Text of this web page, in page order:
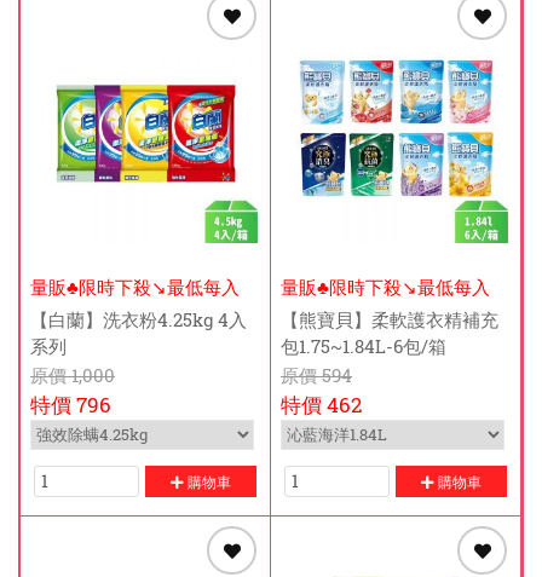
量販♣限時下殺↘️最低每入
$169元
【白蘭】洗衣粉4.25kg 4入
系列
原價1,000
特價796
購物車
量販♣限時下殺↘️最低每入
$73元
【熊寶貝】柔軟護衣精補充
包1.75~1.84L-6包/箱
原價594
特價462
購物車